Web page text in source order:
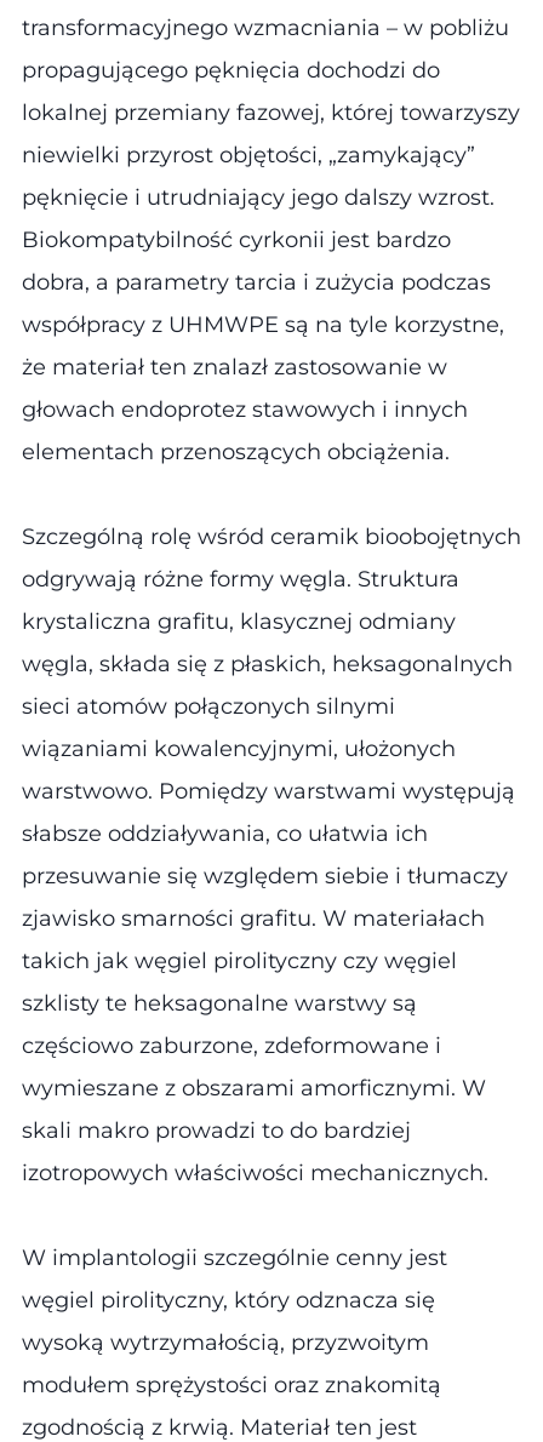
transformacyjnego wzmacniania – w pobliżu
propagującego pęknięcia dochodzi do
lokalnej przemiany fazowej, której towarzyszy
niewielki przyrost objętości, „zamykający”
pęknięcie i utrudniający jego dalszy wzrost.
Biokompatybilność cyrkonii jest bardzo
dobra, a parametry tarcia i zużycia podczas
współpracy z UHMWPE są na tyle korzystne,
że materiał ten znalazł zastosowanie w
głowach endoprotez stawowych i innych
elementach przenoszących obciążenia.
Szczególną rolę wśród ceramik bioobojętnych
odgrywają różne formy węgla. Struktura
krystaliczna grafitu, klasycznej odmiany
węgla, składa się z płaskich, heksagonalnych
sieci atomów połączonych silnymi
wiązaniami kowalencyjnymi, ułożonych
warstwowo. Pomiędzy warstwami występują
słabsze oddziaływania, co ułatwia ich
przesuwanie się względem siebie i tłumaczy
zjawisko smarności grafitu. W materiałach
takich jak węgiel pirolityczny czy węgiel
szklisty te heksagonalne warstwy są
częściowo zaburzone, zdeformowane i
wymieszane z obszarami amorficznymi. W
skali makro prowadzi to do bardziej
izotropowych właściwości mechanicznych.
W implantologii szczególnie cenny jest
węgiel pirolityczny, który odznacza się
wysoką wytrzymałością, przyzwoitym
modułem sprężystości oraz znakomitą
zgodnością z krwią. Materiał ten jest